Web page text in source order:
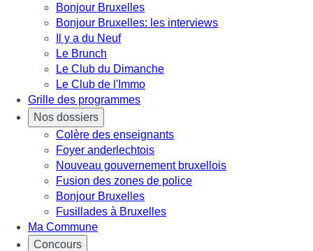
Bonjour Bruxelles
Bonjour Bruxelles: les interviews
Il y a du Neuf
Le Brunch
Le Club du Dimanche
Le Club de l'Immo
Grille des programmes
Nos dossiers
Colère des enseignants
Foyer anderlechtois
Nouveau gouvernement bruxellois
Fusion des zones de police
Bonjour Bruxelles
Fusillades à Bruxelles
Ma Commune
Concours